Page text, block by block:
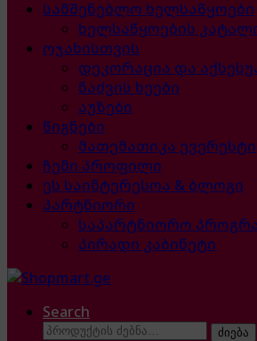
სამშენებლო ხელსაწყოები
ხელსაწყოების
ოჯახისთვის
დეკორაცია და
ნაძვის ხეები
აუზები
წიგნები
მათემათიკა ევერესტი
ჩემი პროფილი
ეს საინტერესოა & ბლოგი
პარტნიორი
საპარტნიორო
პირადი კაბინეტი
Search
ძებნა:
ძიება